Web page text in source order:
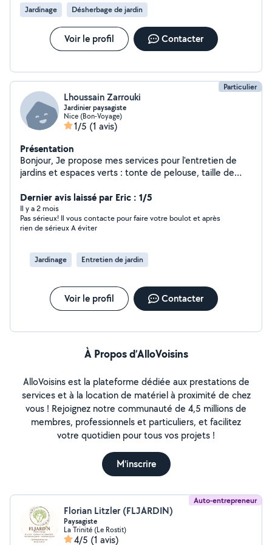
Jardinage Désherbage de jardin
Voir le profil Contacter
Particulier
Lhoussain Zarrouki
Jardinier paysagiste
Nice (Bon-Voyage)
1/5 (1 avis)
Présentation
Bonjour, Je propose mes services pour l'entretien de
jardins et espaces verts : tonte de pelouse, taille de
extérieur, évacuation des déchets verts et petits
travaux d'aménagement paysager. Sérieux, ponctuel et
soigneux, je travaille proprement et je m'adapte à
chaque demande : entretien régulier, remise en état
vente/location. Je peux me déplacer pour voir le travail
à effectuer et proposer un tarif clair selon la surface,
m'envoyer des photos de votre jardin pour une première
estimation rapide.
Dernier avis laissé par Eric : 1/5
Il y a 2 mois
Pas sérieux! Il vous contacte pour faire votre boulot et après
rien de sérieux A éviter
Jardinage Entretien de jardin
Voir le profil Contacter
À Propos d’AlloVoisins
AlloVoisins est la plateforme dédiée aux prestations de
services et à la location de matériel à proximité de chez
vous ! Rejoignez notre communauté de 4,5 millions de
membres, professionnels et particuliers, et facilitez
votre quotidien pour tous vos projets !
M'inscrire
Auto-entrepreneur
Florian Litzler (FLJARDIN)
Paysagiste
La Trinité (Le Rostit)
4/5 (1 avis)